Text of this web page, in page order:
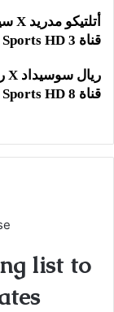
أتلتيكو مدريد X
قناة HD 3
ريال سوسيداد X
قناة HD 8
list to